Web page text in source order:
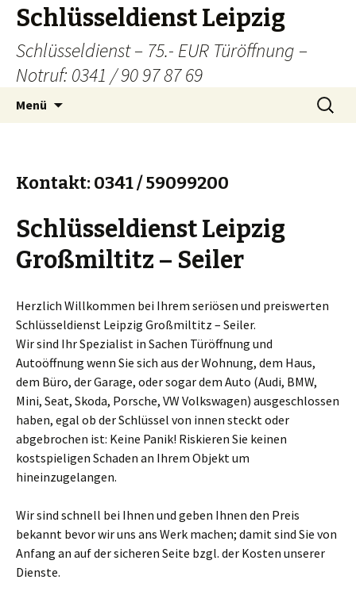
Schlüsseldienst Leipzig
Schlüsseldienst – 75.- EUR Türöffnung –
Notruf: 0341 / 90 97 87 69
Menü
Suchen
nach:
Kontakt: 0341 / 59099200
Schlüsseldienst Leipzig
Großmiltitz – Seiler
Herzlich Willkommen bei Ihrem seriösen und preiswerten
Schlüsseldienst Leipzig Großmiltitz – Seiler.
Wir sind Ihr Spezialist in Sachen Türöffnung und
Autoöffnung wenn Sie sich aus der Wohnung, dem Haus,
dem Büro, der Garage, oder sogar dem Auto (Audi, BMW,
Mini, Seat, Skoda, Porsche, VW Volkswagen) ausgeschlossen
haben, egal ob der Schlüssel von innen steckt oder
abgebrochen ist: Keine Panik! Riskieren Sie keinen
kostspieligen Schaden an Ihrem Objekt um
hineinzugelangen.
Wir sind schnell bei Ihnen und geben Ihnen den Preis
bekannt bevor wir uns ans Werk machen; damit sind Sie von
Anfang an auf der sicheren Seite bzgl. der Kosten unserer
Dienste.